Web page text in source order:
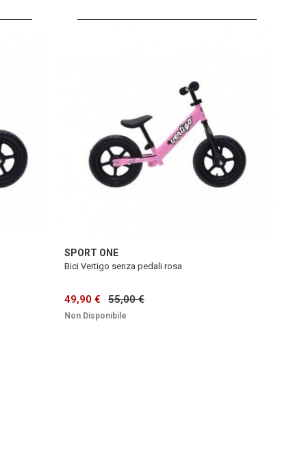
SPORT ONE
Bici Vertigo senza pedali rosa
49,90 € 55,00 €
Non Disponibile